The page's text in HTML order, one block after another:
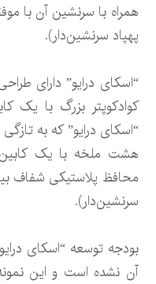
همراه با سرنشین آن با
پهپاد سرنشین‌دار).
کوادکوپتر بزرگ با یک
“اسکای درایو” که به
هشت ملخه با یک
محافظ پلاستیکی شفاف
سرنشین‌دار).
بودجه توسعه “اسکای
آن نشده است و این